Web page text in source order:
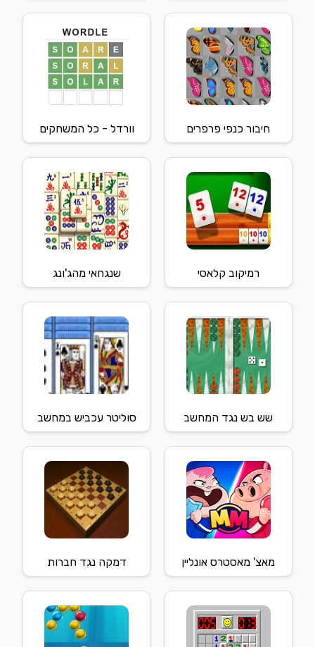
חיבור כנפי פרפרים וורדל - כל המשחקים
רמיקוב קלאסי שנגחאי מהג'ונג
שש בש נגד המחשב סוליטר עכביש במחשב
מאצ' מאסטרס אונליין דמקה נגד חברות